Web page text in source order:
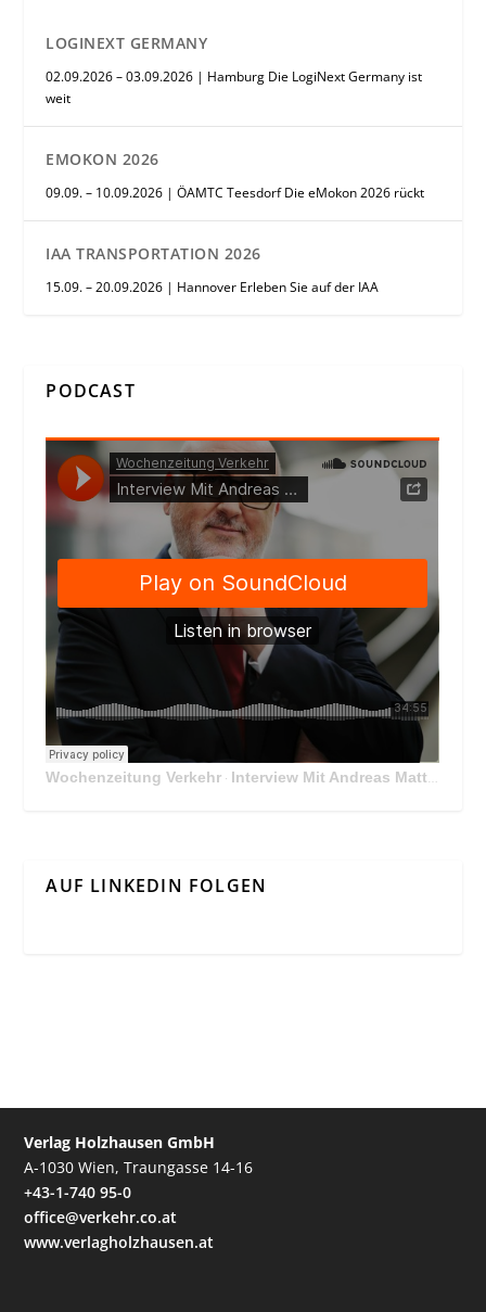
LOGINEXT GERMANY
02.09.2026 – 03.09.2026 | Hamburg Die LogiNext Germany ist
weit
EMOKON 2026
09.09. – 10.09.2026 | ÖAMTC Teesdorf Die eMokon 2026 rückt
IAA TRANSPORTATION 2026
15.09. – 20.09.2026 | Hannover Erleben Sie auf der IAA
PODCAST
Wochenzeitung Verkehr · Interview Mit Andreas Matthä, CEO der ÖBB Holding
AUF LINKEDIN FOLGEN
Verlag Holzhausen GmbH
A-1030 Wien, Traungasse 14-16
+43-1-740 95-0
office@verkehr.co.at
www.verlagholzhausen.at